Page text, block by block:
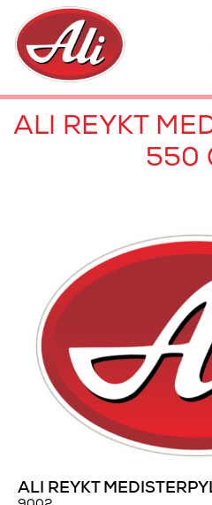
ALI REYKT
550
ALI REYKT